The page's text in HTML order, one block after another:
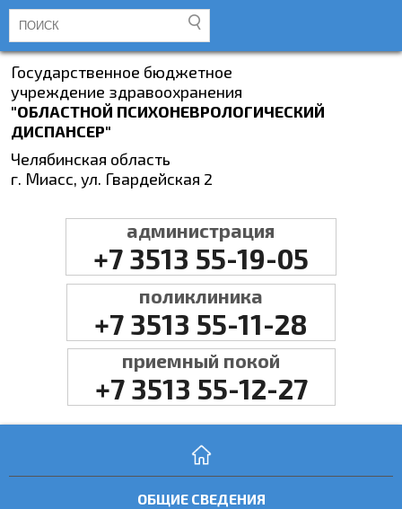
Государственное бюджетное
учреждение здравоохранения
"ОБЛАСТНОЙ ПСИХОНЕВРОЛОГИЧЕСКИЙ
ДИСПАНСЕР"
Челябинская область
г. Миасс, ул. Гвардейская 2
администрация
+7 3513 55-19-05
поликлиника
+7 3513 55-11-28
приемный покой
+7 3513 55-12-27
ОБЩИЕ СВЕДЕНИЯ